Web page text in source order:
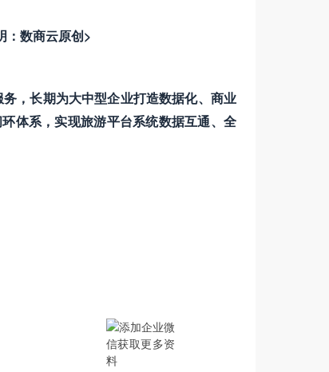
：数商云原创>
，长期为大中型企业打造数据化、商业
体系，实现旅游平台系统数据互通、全